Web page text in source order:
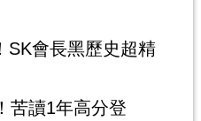
SK會長黑歷史超精
苦讀1年高分登